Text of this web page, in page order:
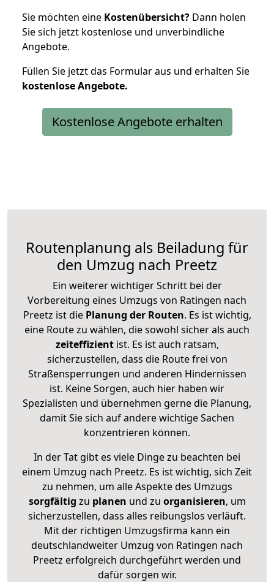
Sie möchten eine Kostenübersicht? Dann holen
Sie sich jetzt kostenlose und unverbindliche
Angebote.
Füllen Sie jetzt das Formular aus und erhalten Sie
kostenloseAngebote.
Kostenlose Angebote erhalten
Routenplanung als Beiladung für
den Umzug nach Preetz
Ein weiterer wichtiger Schritt bei der
Vorbereitung eines Umzugs von Ratingen nach
Preetz ist diePlanung der Routen. Es ist wichtig,
eine Route zu wählen, die sowohl sicher als auch
zeiteffizientist. Es ist auch ratsam,
sicherzustellen, dass die Route frei von
Straßensperrungen und anderen Hindernissen
ist. Keine Sorgen, auch hier haben wir
Spezialisten und übernehmen gerne die Planung,
damit Sie sich auf andere wichtige Sachen
konzentrieren können.
In der Tat gibt es viele Dinge zu beachten bei
einem Umzug nach Preetz. Es ist wichtig, sich Zeit
zu nehmen, um alle Aspekte des Umzugs
sorgfältig zu planen und zu organisieren, um
sicherzustellen, dass alles reibungslos verläuft.
Mit der richtigen Umzugsfirma kann ein
deutschlandweiter Umzug von Ratingen nach
Preetz erfolgreich durchgeführt werden und
dafür sorgen wir.